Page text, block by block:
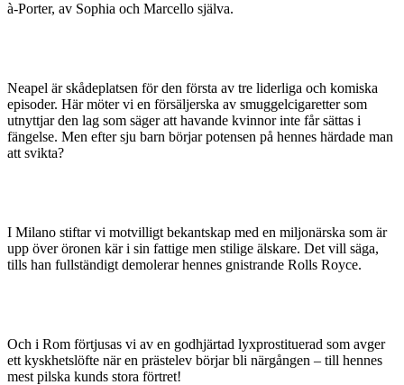
à-Porter, av Sophia och Marcello själva.
Neapel är skådeplatsen för den första av tre liderliga och komiska
episoder. Här möter vi en försäljerska av smuggelcigaretter som
utnyttjar den lag som säger att havande kvinnor inte får sättas i
fängelse. Men efter sju barn börjar potensen på hennes härdade man
att svikta?
I Milano stiftar vi motvilligt bekantskap med en miljonärska som är
upp över öronen kär i sin fattige men stilige älskare. Det vill säga,
tills han fullständigt demolerar hennes gnistrande Rolls Royce.
Och i Rom förtjusas vi av en godhjärtad lyxprostituerad som avger
ett kyskhetslöfte när en prästelev börjar bli närgången – till hennes
mest pilska kunds stora förtret!